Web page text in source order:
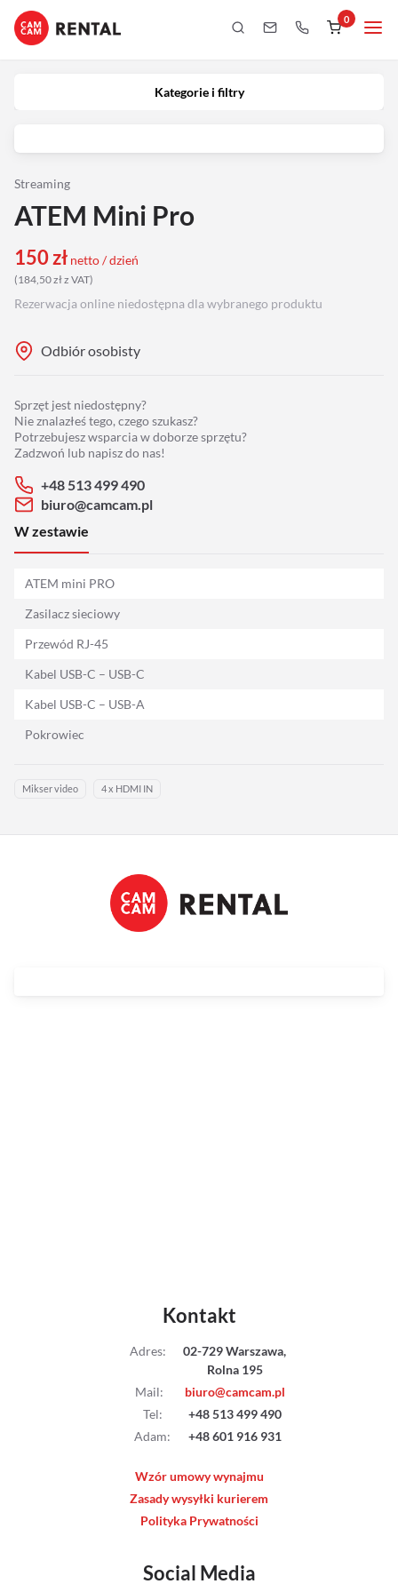
0
Kategorie i filtry
Streaming
ATEM Mini Pro
150zł netto / dzień
(184,50złz VAT)
Rezerwacja online niedostępna dla wybranego produktu
Odbiór osobisty
Sprzęt jest niedostępny?
Nie znalazłeś tego, czego szukasz?
Potrzebujesz wsparcia w doborze sprzętu?
Zadzwoń lub napisz do nas!
+48 513 499 490
biuro@camcam.pl
W zestawie
ATEM mini PRO
Zasilacz sieciowy
Przewód RJ-45
Kabel USB-C – USB-C
Kabel USB-C – USB-A
Pokrowiec
Mikser video 4 x HDMI IN
Kategorie i filtry
Obiektywy
Oświetlenie
Podgląd
Laptopy
Adaptery
Drony
Platformy 360
Grip
Hot Head
Kontakt
Adres:
02-729 Warszawa,
Rolna 195
Mail:
biuro@camcam.pl
Tel:
+48 513 499 490
Adam: +48 601 916 931
Wzór umowy wynajmu
Zasady wysyłki kurierem
Polityka Prywatności
Social Media